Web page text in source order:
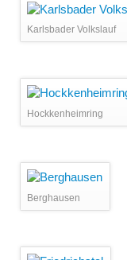
Karlsbader Volkslauf
Hockkenheimring
Berghausen